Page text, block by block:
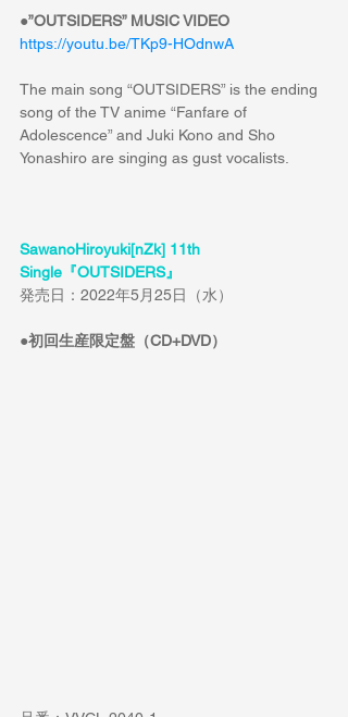
●”OUTSIDERS” MUSIC VIDEO
https://youtu.be/TKp9-HOdnwA
The main song “OUTSIDERS” is the ending
song of the TV anime “Fanfare of
Adolescence” and Juki Kono and Sho
Yonashiro are singing as gust vocalists.
SawanoHiroyuki[nZk] 11th
Single『OUTSIDERS』
発売日：2022年5月25日（水）
●初回生産限定盤（CD+DVD）